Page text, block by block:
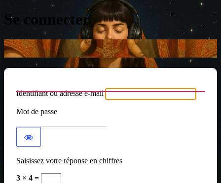
Se connecter
Identifiant ou adresse e-mail
Mot de passe
Saisissez votre réponse en chiffres
3 × 4 =